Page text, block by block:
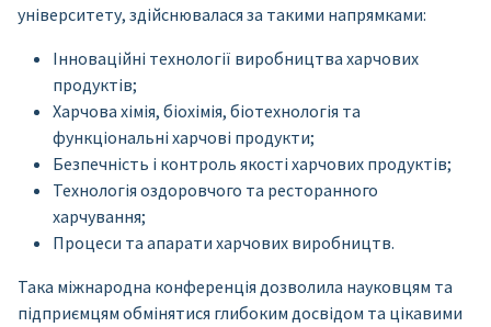
університету, здійснювалася за такими напрямками:
Інноваційні технології виробництва харчових
продуктів;
Харчова хімія, біохімія, біотехнологія та
функціональні харчові продукти;
Безпечність і контроль якості харчових продуктів;
Технологія оздоровчого та ресторанного
харчування;
Процеси та апарати харчових виробництв.
Така міжнародна конференція дозволила науковцям та
підприємцям обмінятися глибоким досвідом та цікавими